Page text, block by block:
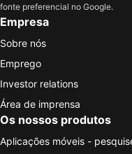
fonte preferencial no Google.
Empresa
Sobre nós
Emprego
Investor relations
Área de imprensa
Os nossos produtos
Aplicações móveis -